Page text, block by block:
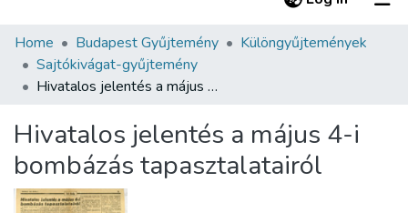
Communities & Collections
All of DSpace
About us
Home Budapest Gyűjtemény
Különgyűjtemények
Sajtókivágat-gyűjtemény
Hivatalos jelentés a május 4-i bombázás tapasztalatairól
Hivatalos jelentés a május 4-i
bombázás tapasztalatairól